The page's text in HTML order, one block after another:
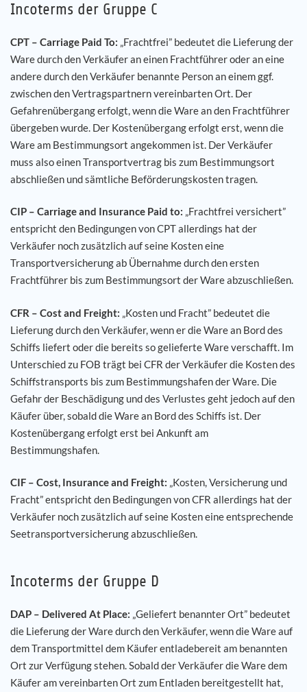
Incoterms der Gruppe C
CPT – Carriage Paid To: „Frachtfrei” bedeutet die Lieferung der
Ware durch den Verkäufer an einen Frachtführer oder an eine
andere durch den Verkäufer benannte Person an einem ggf.
zwischen den Vertragspartnern vereinbarten Ort. Der
Gefahrenübergang erfolgt, wenn die Ware an den Frachtführer
übergeben wurde. Der Kostenübergang erfolgt erst, wenn die
Ware am Bestimmungsort angekommen ist. Der Verkäufer
muss also einen Transportvertrag bis zum Bestimmungsort
abschließen und sämtliche Beförderungskosten tragen.
CIP – Carriage and Insurance Paid to: „Frachtfrei versichert”
entspricht den Bedingungen von CPT allerdings hat der
Verkäufer noch zusätzlich auf seine Kosten eine
Transportversicherung ab Übernahme durch den ersten
Frachtführer bis zum Bestimmungsort der Ware abzuschließen.
CFR – Cost and Freight: „Kosten und Fracht” bedeutet die
Lieferung durch den Verkäufer, wenn er die Ware an Bord des
Schiffs liefert oder die bereits so gelieferte Ware verschafft. Im
Unterschied zu FOB trägt bei CFR der Verkäufer die Kosten des
Schiffstransports bis zum Bestimmungshafen der Ware. Die
Gefahr der Beschädigung und des Verlustes geht jedoch auf den
Käufer über, sobald die Ware an Bord des Schiffs ist. Der
Kostenübergang erfolgt erst bei Ankunft am
Bestimmungshafen.
CIF – Cost, Insurance and Freight: „Kosten, Versicherung und
Fracht” entspricht den Bedingungen von CFR allerdings hat der
Verkäufer noch zusätzlich auf seine Kosten eine entsprechende
Seetransportversicherung abzuschließen.
Incoterms der Gruppe D
DAP – Delivered At Place: „Geliefert benannter Ort” bedeutet
die Lieferung der Ware durch den Verkäufer, wenn die Ware auf
dem Transportmittel dem Käufer entladebereit am benannten
Ort zur Verfügung stehen. Sobald der Verkäufer die Ware dem
Käufer am vereinbarten Ort zum Entladen bereitgestellt hat,